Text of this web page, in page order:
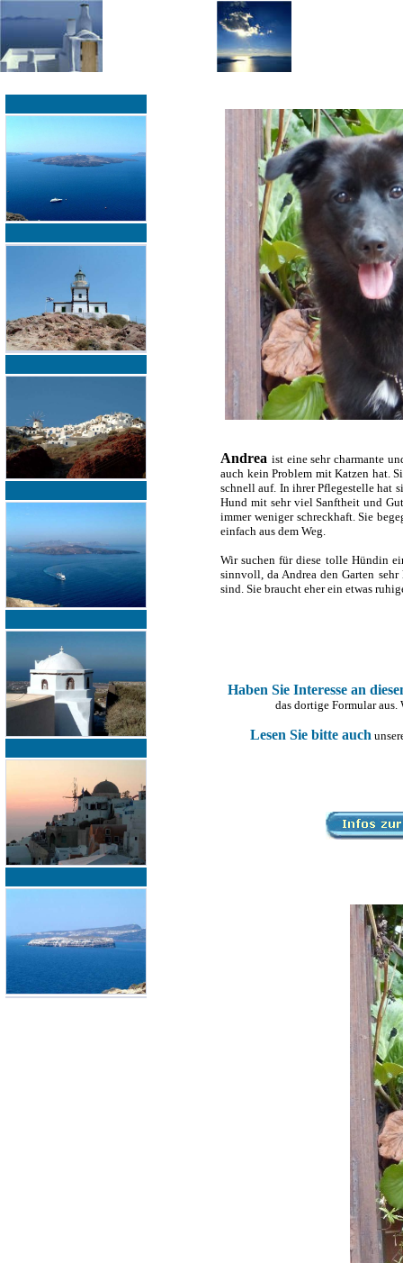
Andrea ist eine sehr charmante
auch kein Problem mit Katzen hat.
schnell auf. In ihrer Pflegestelle hat
Hund mit sehr viel Sanftheit und
immer weniger schreckhaft. Sie
einfach aus dem Weg.
Wir suchen für diese tolle Hündin
sinnvoll, da Andrea den Garten
sind. Sie braucht eher ein etwas
Haben Sie Interesse an
das dortige Formular
Lesen Sie bitte auch